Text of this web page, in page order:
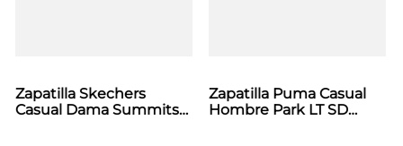
Zapatilla Skechers
Casual Dama Summits
Zapatilla Puma Casual
Hombre Park LT SD